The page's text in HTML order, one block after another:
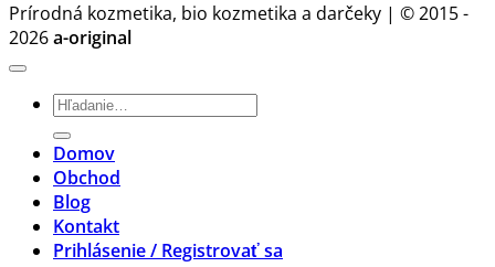
Prírodná kozmetika, bio kozmetika a darčeky | © 2015 -
2026a-original
Hľadať:
Domov
Obchod
Blog
Kontakt
Prihlásenie / Registrovať sa